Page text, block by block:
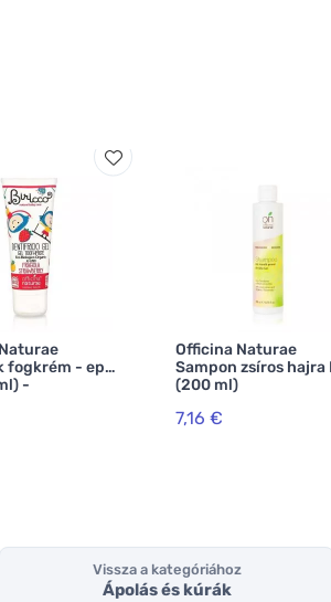
fogkrém - eper
-
Officina Naturae
Sampon zsíros hajra
(200 ml)
7,16 €
Vissza a kategóriához
Ápolás és kúrák